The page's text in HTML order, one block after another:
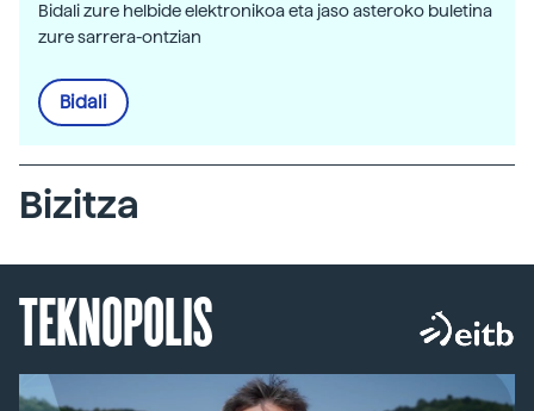
Bidali zure helbide elektronikoa eta jaso asteroko buletina
zure sarrera-ontzian
Bidali
Bizitza
TEKNOPOLIS